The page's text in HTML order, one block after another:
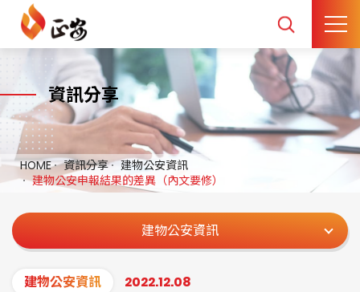
資訊分享
HOME 資訊分享
建物公安資訊
建物公安申報結果的差異（內文要修）
建物公安資訊
建物公安資訊 2022.12.08